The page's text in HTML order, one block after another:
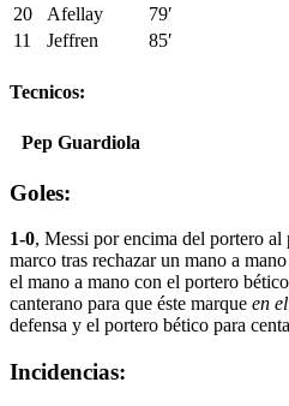
20
Afellay 79′
11
Jeffren 85′
Tecnicos:
Pep Guardiola
Goles:
1-0, Messi por encima del portero al
marco tras rechazar un mano a
el mano a mano con el portero
canterano para que éste marque en
defensa y el portero bético para
Incidencias: